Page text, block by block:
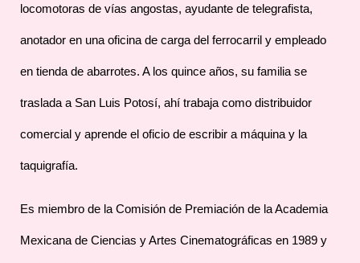
locomotoras de vías angostas, ayudante de telegrafista,
anotador en una oficina de carga del ferrocarril y empleado
en tienda de abarrotes. A los quince años, su familia se
traslada a San Luis Potosí, ahí trabaja como distribuidor
comercial y aprende el oficio de escribir a máquina y la
taquigrafía.
Es miembro de la Comisión de Premiación de la Academia
Mexicana de Ciencias y Artes Cinematográficas en 1989 y